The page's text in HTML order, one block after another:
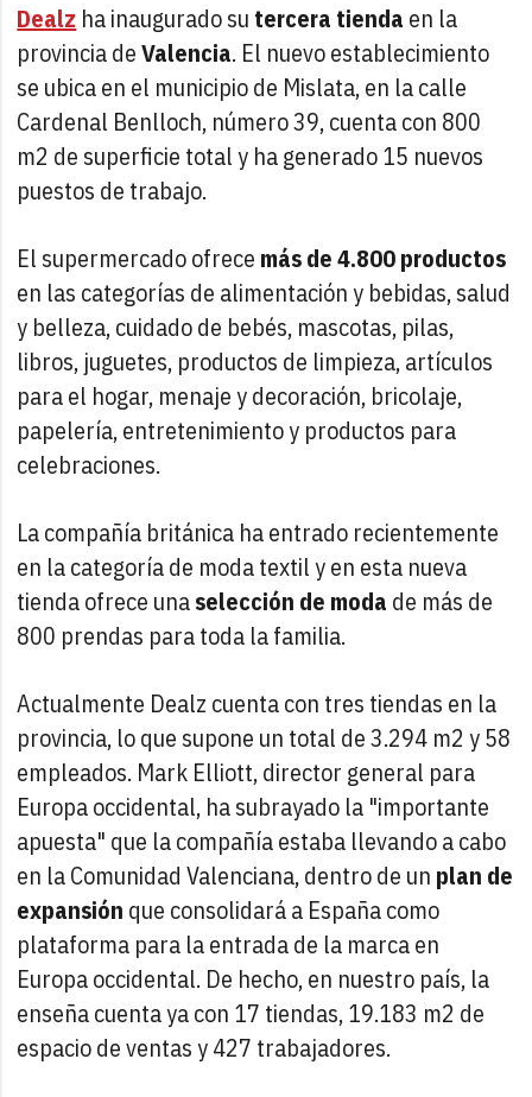
Dealz ha inaugurado su tercera tienda en la
provincia deValencia. El nuevo establecimiento
se ubica en el municipio de Mislata, en la calle
Cardenal Benlloch, número 39, cuenta con 800
m2 de superficie total y ha generado 15 nuevos
puestos de trabajo.
El supermercado ofrece más de 4.800 productos
en las categorías de alimentación y bebidas, salud
y belleza, cuidado de bebés, mascotas, pilas,
libros, juguetes, productos de limpieza, artículos
para el hogar, menaje y decoración, bricolaje,
papelería, entretenimiento y productos para
celebraciones.
La compañía británica ha entrado recientemente
en la categoría de moda textil y en esta nueva
tienda ofrece unaselección de moda de más de
800 prendas para toda la familia.
Actualmente Dealz cuenta con tres tiendas en la
provincia, lo que supone un total de 3.294 m2 y 58
empleados. Mark Elliott, director general para
Europa occidental, ha subrayado la "importante
apuesta" que la compañía estaba llevando a cabo
en la Comunidad Valenciana, dentro de un plan de
expansión que consolidará a España como
plataforma para la entrada de la marca en
Europa occidental. De hecho, en nuestro país, la
enseña cuenta ya con 17 tiendas, 19.183 m2 de
espacio de ventas y 427 trabajadores.